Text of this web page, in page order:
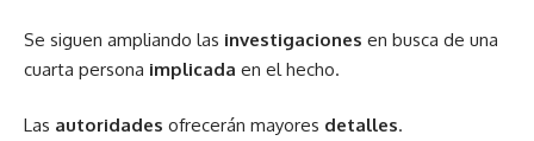
Se siguen ampliando las investigaciones en busca de una
cuarta persona implicada en el hecho.
Las autoridades ofrecerán mayores detalles.